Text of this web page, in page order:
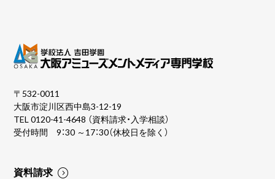
〒532-0011
大阪市淀川区西中島3-12-19
TEL0120-41-4648 （資料請求・入学相談）
受付時間 9：30 ～17：30（休校日を除く）
資料請求